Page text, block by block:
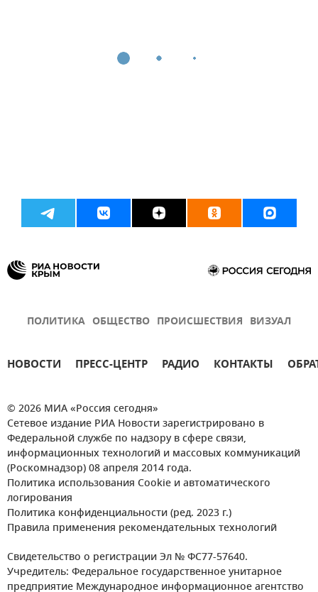
ПОЛИТИКА ОБЩЕСТВО ПРОИСШЕСТВИЯ ВИЗУАЛ
НОВОСТИ ПРЕСС-ЦЕНТР РАДИО КОНТАКТЫ
© 2026 МИА «Россия сегодня»
Сетевое издание РИА Новости зарегистрировано в
Федеральной службе по надзору в сфере связи,
информационных технологий и массовых коммуникаций
(Роскомнадзор) 08 апреля 2014 года.
Политика использования Cookie и автоматического
логирования
Политика конфиденциальности (ред. 2023 г.)
Правила применения рекомендательных технологий
Свидетельство о регистрации Эл № ФС77-57640.
Учредитель: Федеральное государственное унитарное
предприятие Международное информационное агентство